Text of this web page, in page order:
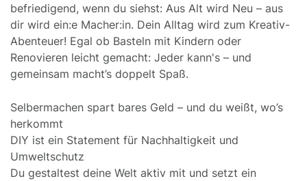
befriedigend, wenn du siehst: Aus Alt wird Neu – aus
dir wird ein:e Macher:in. Dein Alltag wird zum Kreativ-
Abenteuer! Egal ob Basteln mit Kindern oder
Renovieren leicht gemacht: Jeder kann's – und
gemeinsam macht’s doppelt Spaß.
Selbermachen spart bares Geld – und du weißt, wo’s
herkommt
DIY ist ein Statement für Nachhaltigkeit und
Umweltschutz
Du gestaltest deine Welt aktiv mit und setzt ein